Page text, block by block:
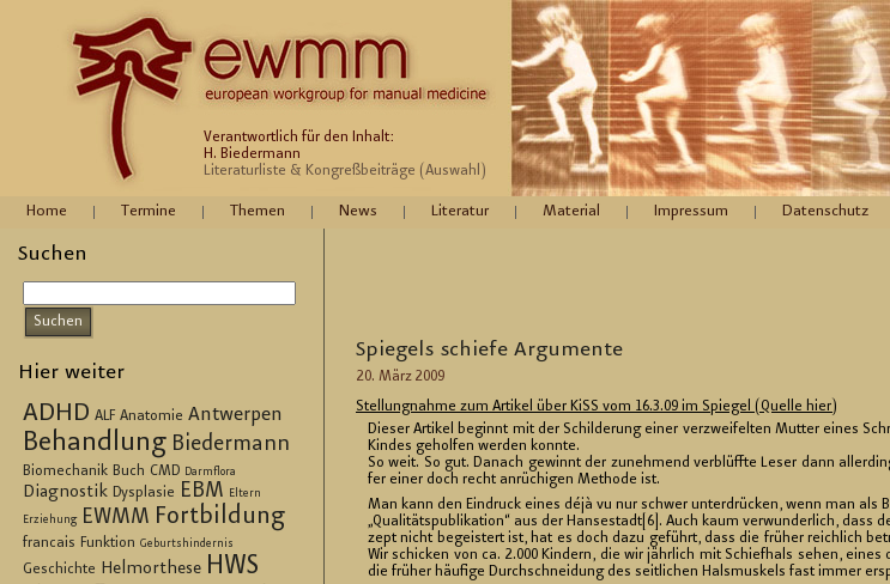
Verantwortlich für den Inhalt:
H. Biedermann
Literaturliste & Kongreßbeiträge (Auswahl)
Home Termine Themen News Literatur Material Impressum Datenschutz
Suchen
Hier weiter
ADHD ALF Anatomie Antwerpen
Behandlung Biedermann
Biomechanik Buch CMD Darmflora
Diagnostik Dysplasie EBM Eltern
Erziehung EWMM Fortbildung
francais Funktion Geburtshindernis
Geschichte Helmorthese HWS
Spie­gels schie­fe Ar­gu­men­te
20. März 2009
Stel­lung­nah­me zum Ar­ti­kel über KiSS vom 16.3.09 im Spie­gel (Quel­le hier)
Die­ser Ar­ti­kel be­ginnt mit der Schil­de­rung einer ver­zwei­fel­ten Mut­ter eines
Kin­des ge­hol­fen wer­den konn­te.
So weit. So gut. Da­nach ge­winnt der zu­neh­mend ver­blüff­te Leser dann
fer einer doch recht an­rü­chi­gen Me­tho­de ist.
Man kann den Ein­druck eines déjà vu nur schwer un­ter­drü­cken, wenn man
„Qua­li­täts­pu­bli­ka­ti­on“ aus der Han­se­stadt[6]. Auch kaum ver­wun­der­lich,
zept nicht be­geis­tert ist, hat es doch dazu ge­führt, dass die frü­her reich­lich
Wir schi­cken von ca. 2.000 Kin­dern, die wir jähr­lich mit Schief­hals sehen,
die frü­her häu­fi­ge Durch­schnei­dung des seit­li­chen Hals­mus­kels fast immer